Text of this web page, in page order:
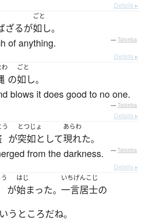
Details ▸
ざるが
ごと
如し。
of anything. — Tatoeba
Details ▸
わ
の
ごと
如し。
blows it does good to no one.
— Tatoeba
Details ▸
う
が
とつじょ
突如として
あらわ
現れた。
from the darkness. — Tatoeba
Details ▸
が
はじ
始まった。
いちげんこじ
一言居士の
うところだね。